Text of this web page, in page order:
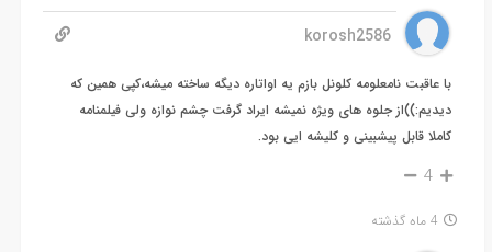
korosh2586
با عاقبت نامعلومه کلونل بازم یه اواتاره دیگه ساخته میشه،کپی همین که
دیدیم:))از جلوه های ویژه نمیشه ایراد گرفت چشم نوازه ولی فیلمنامه
کاملا قابل پیشبینی و کلیشه ایی بود.
4
4 ماه گذشته